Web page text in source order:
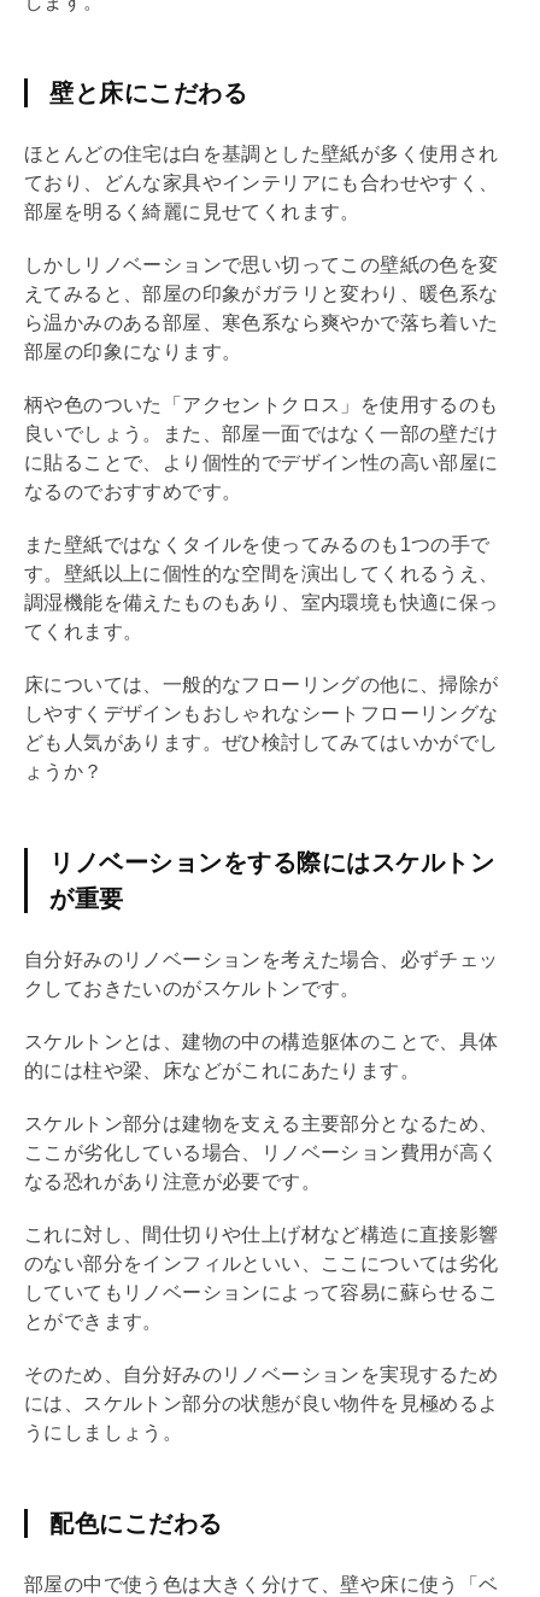
壁と床にこだわる
ほとんどの住宅は白を基調とした壁紙が多く使用され
ており、どんな家具やインテリアにも合わせやすく、
部屋を明るく綺麗に見せてくれます。
しかし リノベーションで思い切ってこの壁紙の色を変
えてみると、部屋の印象がガラリと変わり、暖色系な
ら温かみのある部屋、寒色系なら爽やかで落ち着いた
部屋の印象になります。
柄や色のついた「アクセントクロス」を使用するのも
良いでしょう。また、部屋一面ではなく一部の壁だけ
に貼ることで、より個性的でデザイン性の高い部屋に
なるのでおすすめです。
また壁紙ではなくタイルを使ってみるのも1つの手で
す。壁紙以上に個性的な空間を演出してくれるうえ、
調湿機能を備えたものもあり、室内環境も快適に保っ
てくれます。
床については、一般的なフローリングの他に、掃除が
しやすくデザインもおしゃれなシートフローリングな
ども人気があります。ぜひ検討してみてはいかがでし
ょうか？
リノベーションをする際にはスケルトン
が重要
自分好みのリノベーション を考えた場合、必ずチェッ
クしておきたいのがスケルトンです。
スケルトンとは、建物の中の構造躯体のことで、具体
的には柱や梁 、床などがこれにあたります。
スケルトン部分は建物を支える主要部分となるため、
ここが劣化している場合、
リノベーション費用が高く
なる恐れがあり注意が必要です。
これに対し、間仕切りや仕上げ材など構造に直接影響
のない部分をインフィルといい、ここについては劣化
していても リノベーションによって容易に蘇らせるこ
とができます。
そのため、自分好みのリノベーション を実現するため
には、スケルトン部分の状態が良い物件を見極めるよ
うにしましょう。
配色にこだわる
部屋の中で使う色は大きく分けて、壁や床に使う「ベ